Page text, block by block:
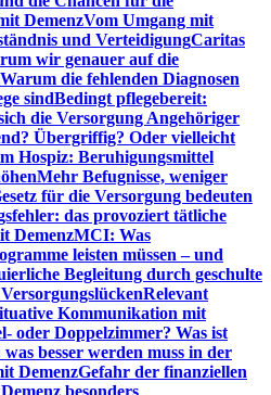
DemenzVom Umgang mit
und VerteidigungCaritas
wir genauer auf die
Warum die fehlenden Diagnosen
sindBedingt pflegebereit:
die Versorgung Angehöriger
Übergriffig? Oder vielleicht
Hospiz: Beruhigungsmittel
Mehr Befugnisse, weniger
für die Versorgung bedeuten
das provoziert tätliche
DemenzMCI: Was
leisten müssen – und
Begleitung durch geschulte
Relevant
Kommunikation mit
oder Doppelzimmer? Was ist
besser werden muss in der
DemenzGefahr der finanziellen
besonders